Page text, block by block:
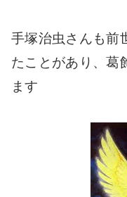
手塚治虫さんも前
たことがあり、葛
ます